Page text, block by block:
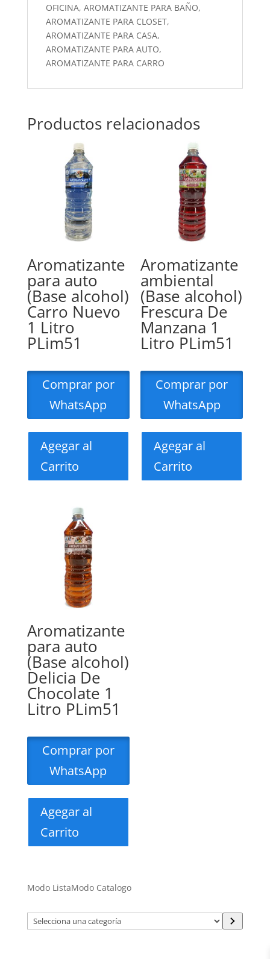
OFICINA, AROMATIZANTE PARA BAÑO,
AROMATIZANTE PARA CLOSET,
AROMATIZANTE PARA CASA,
AROMATIZANTE PARA AUTO,
AROMATIZANTE PARA CARRO
Productos relacionados
Aromatizante
para auto
(Base alcohol)
Carro Nuevo
1 Litro
PLim51
Comprar por
WhatsApp
Agegar al
Carrito
Aromatizante
ambiental
(Base alcohol)
Frescura De
Manzana 1
Litro PLim51
Comprar por
WhatsApp
Agegar al
Carrito
Aromatizante
para auto
(Base alcohol)
Delicia De
Chocolate 1
Litro PLim51
Comprar por
WhatsApp
Agegar al
Carrito
Modo ListaModo Catalogo
Selecciona
una